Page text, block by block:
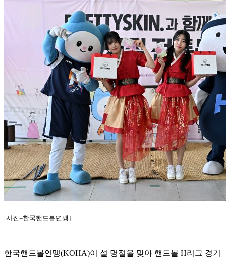
[사진=한국핸드볼연맹]
한국핸드볼연맹(KOHA)이 설 명절을 맞아 핸드볼 H리그 경기